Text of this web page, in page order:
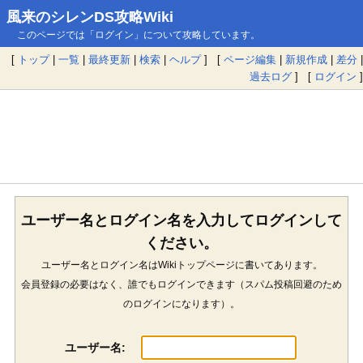
風来のシレンDS攻略Wiki
このページでは「ログイン」について攻略しています。
[ トップ| 一覧 | 最終更新 | 検索 | ヘルプ] [ ページ編集 | 新規作成 | 差分 |
過去ログ ] [ ログイン ]
ユーザー名とログイン名を入力してログインして
ください。
ユーザー名とログイン名はWikiトップページに書いてあります。
会員登録の必要はなく、誰でもログインできます（スパム投稿回避のため
のログインになります）。
ユーザー名: